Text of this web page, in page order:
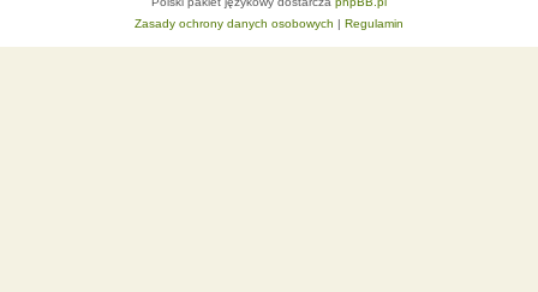
Zasady ochrony danych osobowych | Regulamin